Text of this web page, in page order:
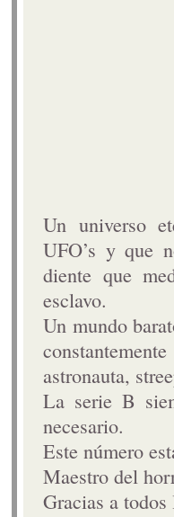
Un universo
UFO’s y que
diente que
esclavo.
Un mundo
astronauta,
La serie B
necesario.
Este número
Maestro del
Gracias a